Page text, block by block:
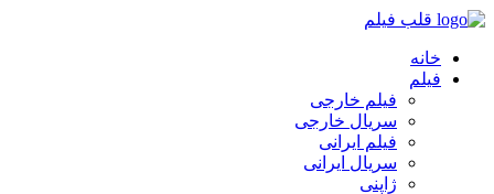
قلب فیلم
خانه
فیلم
فیلم خارجی
سریال خارجی
فیلم ایرانی
سریال ایرانی
ژاپنی